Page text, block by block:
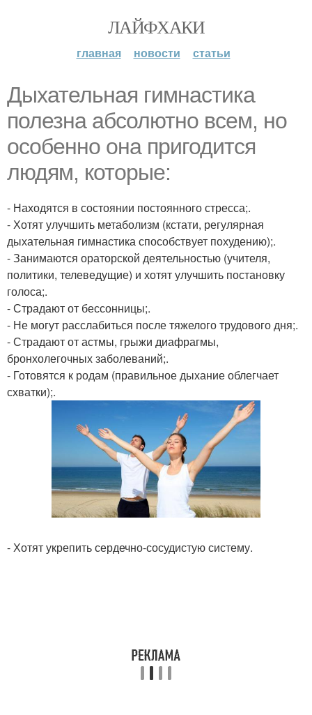
ЛАЙФХАКИ
главная новости статьи
Дыхательная гимнастика
полезна абсолютно всем, но
особенно она пригодится
людям, которые:
- Находятся в состоянии постоянного стресса;.
- Хотят улучшить метаболизм (кстати, регулярная
дыхательная гимнастика способствует похудению);.
- Занимаются ораторской деятельностью (учителя,
политики, телеведущие) и хотят улучшить постановку
голоса;.
- Страдают от бессонницы;.
- Не могут расслабиться после тяжелого трудового дня;.
- Страдают от астмы, грыжи диафрагмы,
бронхолегочных заболеваний;.
- Готовятся к родам (правильное дыхание облегчает
схватки);.
- Хотят укрепить сердечно-сосудистую систему.